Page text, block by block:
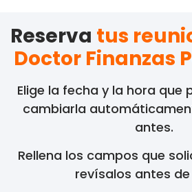
Reserva tus
Doctor Finanzas
Elige la fecha y la hora que
cambiarla
antes.
Rellena los campos que
revísalos antes